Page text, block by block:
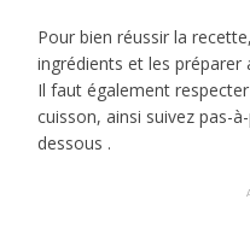
Pour bien réussir la
ingrédients et les
Il faut également
cuisson, ainsi suivez pas-
dessous .